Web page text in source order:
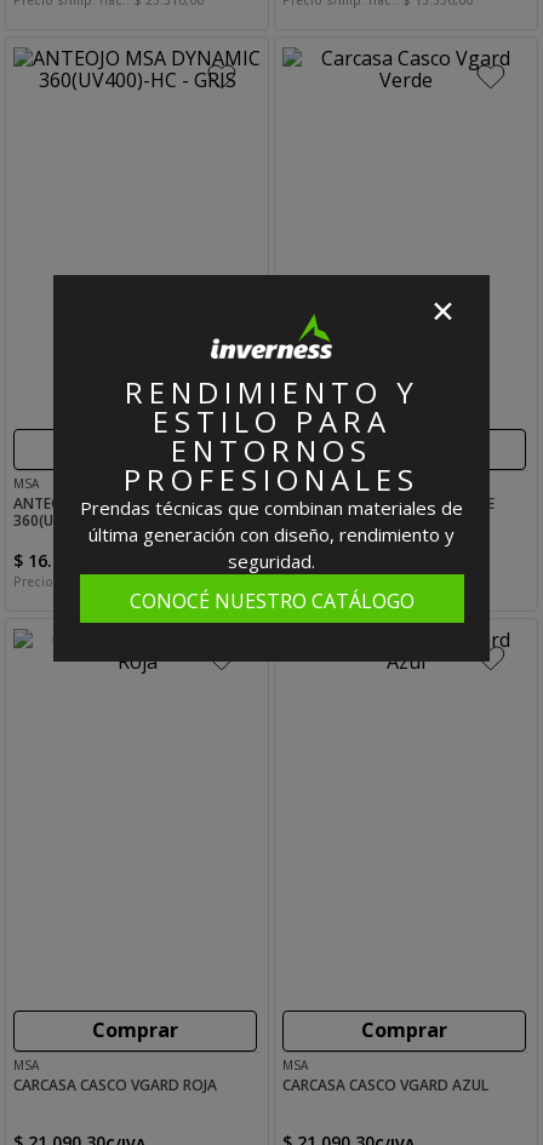
Comprar
MSA
ANTEOJO MSA DYNAMIC
360(UV400)-HC - GRIS
$ 16.
Precio s/imp. nac.:
Comprar
MSA
CARCASA CASCO VGARD VERDE
$ 21
Comprar
MSA
CARCASA CASCO VGARD ROJA
Comprar
MSA
CARCASA CASCO VGARD AZUL
✕
RENDIMIENTO Y
ESTILO PARA
ENTORNOS
PROFESIONALES
Prendas técnicas que combinan materiales de
última generación con diseño, rendimiento y
seguridad.
CONOCÉ NUESTRO CATÁLOGO